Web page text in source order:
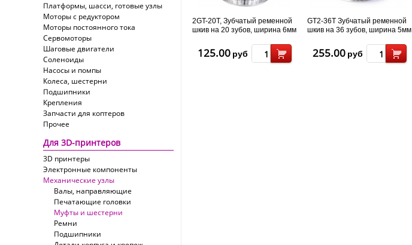
Платформы, шасси, готовые узлы
Моторы с редуктором
Моторы постоянного тока
Сервомоторы
Шаговые двигатели
Соленоиды
Насосы и помпы
Колеса, шестерни
Подшипники
Крепления
Запчасти для коптеров
Прочее
Для 3D-принтеров
3D принтеры
Электронные компоненты
Механические узлы
Валы, направляющие
Печатающие головки
Муфты и шестерни
Ремни
Подшипники
2GT-20T, Зубчатый ременной
шкив на 20 зубов, ширина 6мм
125.00 руб
GT2-36T Зубчатый ременной
шкив на 36 зубов, ширина 5мм
255.00 руб